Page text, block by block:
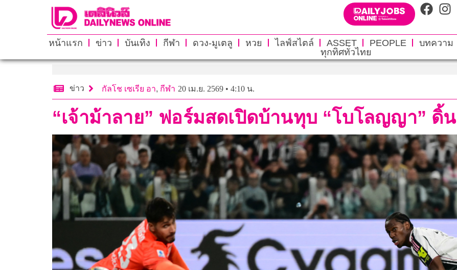
หน้าแรก ข่าว บันเทิง กีฬา ดวง-มูเตลู หวย ไลฟ์สไตล์ ASSET PEOPLE บทความ
ทุกทิศทั่วไทย
ข่าว กัลโช เซเรีย อา, กีฬา 20 เม.ย. 2569 • 4:10 น.
“เจ้าม้าลาย” ฟอร์มสดเปิดบ้านทุบ “โบโลญญา” ดิ้น